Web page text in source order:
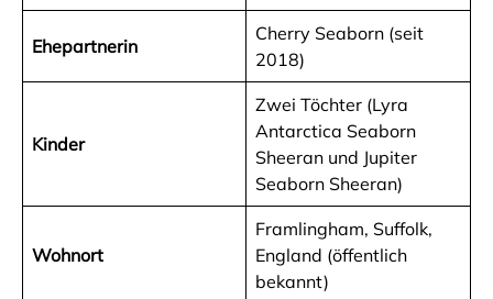
Ehepartnerin
Cherry Seaborn (seit
2018)
Kinder
Zwei Töchter (Lyra
Antarctica Seaborn
Sheeran und Jupiter
Seaborn Sheeran)
Wohnort
Framlingham, Suffolk,
England (öffentlich
bekannt)